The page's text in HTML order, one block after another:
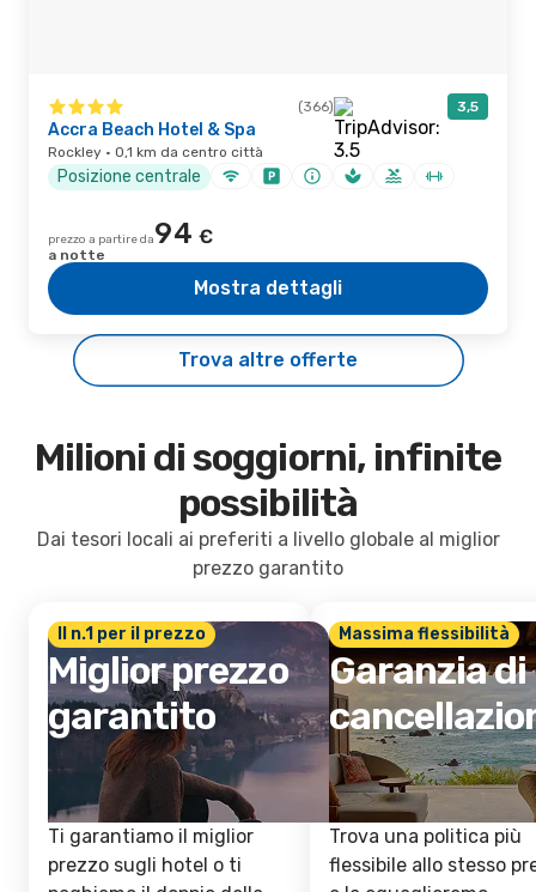
(366) 3,5
Accra Beach Hotel & Spa
Rockley · 0,1 km da centro città
Posizione centrale
prezzo a partire da94 €
a notte
Mostra dettagli
Trova altre offerte
Milioni di soggiorni, infinite
possibilità
Dai tesori locali ai preferiti a livello globale al miglior
prezzo garantito
Il n.1 per il prezzo
Miglior prezzo
garantito
Ti garantiamo il miglior
prezzo sugli hotel o ti
Massima flessibilità
Garanzia di
Trova una politica più
flessibile allo stesso